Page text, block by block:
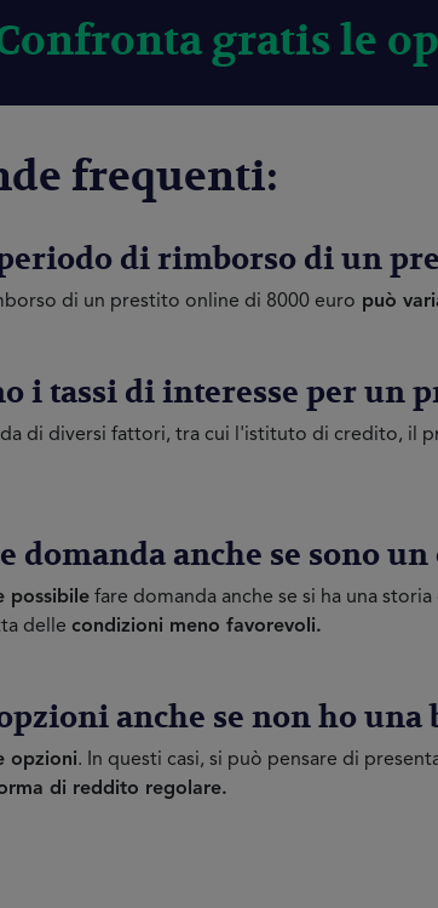
gratis le
frequenti:
di rimborso di un
di un prestito online di 8000 euro può
i tassi di interesse per un
di diversi fattori, tra cui l'istituto di credito, il
domanda anche se sono
possibile fare domanda anche se si ha una
delle condizioni meno favorevoli.
anche se non ho una
opzioni. In questi casi, si può pensare di
di reddito regolare.